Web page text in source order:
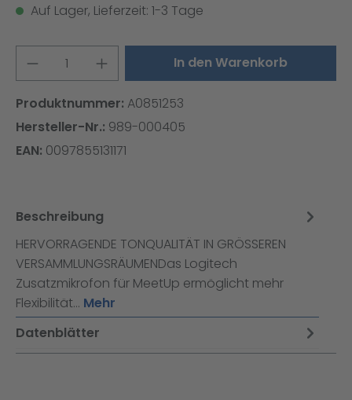
Auf Lager, Lieferzeit: 1-3 Tage
Produkt Anzahl: Gib denIn den Warenkorb
Produktnummer: A0851253
Hersteller-Nr.: 989-000405
EAN: 0097855131171
Beschreibung
HERVORRAGENDE TONQUALITÄT IN GRÖSSEREN
VERSAMMLUNGSRÄUMENDas Logitech
Zusatzmikrofon für MeetUp ermöglicht mehr
Flexibilität… Mehr
Datenblätter